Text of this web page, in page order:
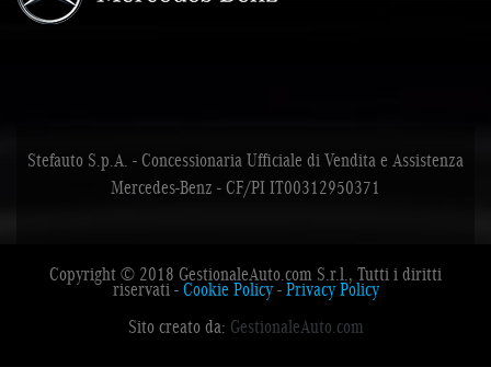
Stefauto S.p.A. - Concessionaria Ufficiale di Vendita e Assistenza
Mercedes-Benz - CF/PI IT00312950371
Copyright © 2018 GestionaleAuto.com S.r.l., Tutti i diritti
riservati -Cookie Policy-Privacy Policy
Sito creato da: GestionaleAuto.com